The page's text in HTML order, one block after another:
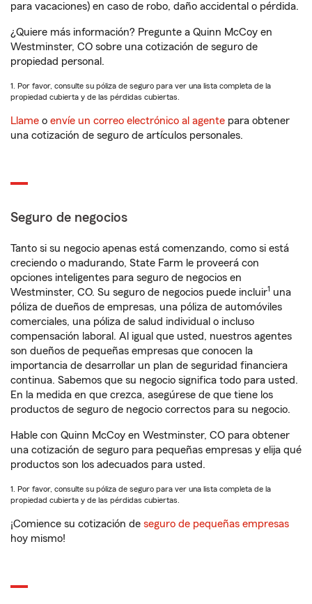
para vacaciones) en caso de robo, daño accidental o pérdida.
¿Quiere más información? Pregunte a Quinn McCoy en
Westminster, CO sobre una cotización de seguro de
propiedad personal.
1. Por favor, consulte su póliza de seguro para ver una lista completa de la
propiedad cubierta y de las pérdidas cubiertas.
Llame o envíe un correo electrónico al agente para obtener
una cotización de seguro de artículos personales.
Seguro de negocios
Tanto si su negocio apenas está comenzando, como si está
creciendo o madurando, State Farm le proveerá con
opciones inteligentes para seguro de negocios en
Westminster, CO. Su seguro de negocios puede incluir1 una
póliza de dueños de empresas, una póliza de automóviles
comerciales, una póliza de salud individual o incluso
compensación laboral. Al igual que usted, nuestros agentes
son dueños de pequeñas empresas que conocen la
importancia de desarrollar un plan de seguridad financiera
continua. Sabemos que su negocio significa todo para usted.
En la medida en que crezca, asegúrese de que tiene los
productos de seguro de negocio correctos para su negocio.
Hable con Quinn McCoy en Westminster, CO para obtener
una cotización de seguro para pequeñas empresas y elija qué
productos son los adecuados para usted.
1. Por favor, consulte su póliza de seguro para ver una lista completa de la
propiedad cubierta y de las pérdidas cubiertas.
¡Comience su cotización de seguro de pequeñas empresas
hoy mismo!